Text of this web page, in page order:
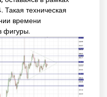
Такая техническая
времени
фигуры.